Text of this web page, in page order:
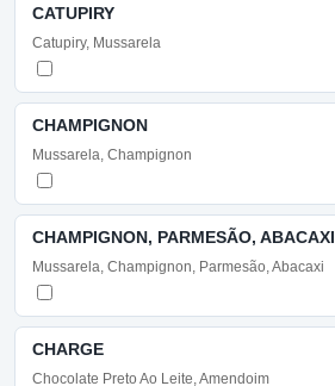
CATUPIRY
Catupiry, Mussarela
CHAMPIGNON
Mussarela, Champignon
CHAMPIGNON, PARMESÃO, ABACAXI
Mussarela, Champignon, Parmesão, Abacaxi
CHARGE
Chocolate Preto Ao Leite, Amendoim